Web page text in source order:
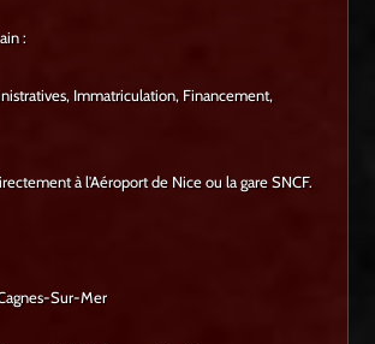
:
Immatriculation, Financement,
à l'Aéroport de Nice ou la gare SNCF.
Sur-Mer